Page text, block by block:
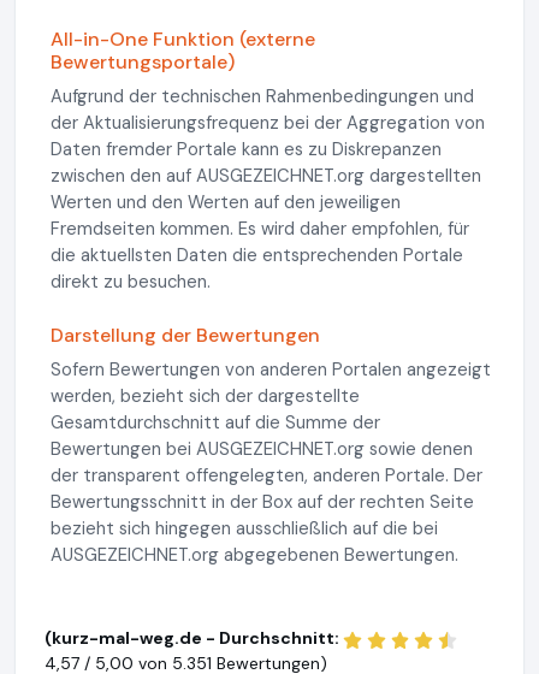
All-in-One Funktion (externe
Bewertungsportale)
Aufgrund der technischen Rahmenbedingungen und
der Aktualisierungsfrequenz bei der Aggregation von
Daten fremder Portale kann es zu Diskrepanzen
zwischen den auf AUSGEZEICHNET.org dargestellten
Werten und den Werten auf den jeweiligen
Fremdseiten kommen. Es wird daher empfohlen, für
die aktuellsten Daten die entsprechenden Portale
direkt zu besuchen.
Darstellung der Bewertungen
Sofern Bewertungen von anderen Portalen angezeigt
werden, bezieht sich der dargestellte
Gesamtdurchschnitt auf die Summe der
Bewertungen bei AUSGEZEICHNET.org sowie denen
der transparent offengelegten, anderen Portale. Der
Bewertungsschnitt in der Box auf der rechten Seite
bezieht sich hingegen ausschließlich auf die bei
AUSGEZEICHNET.org abgegebenen Bewertungen.
(kurz-mal-weg.de - Durchschnitt:
4,57 / 5,00 von 5.351 Bewertungen)